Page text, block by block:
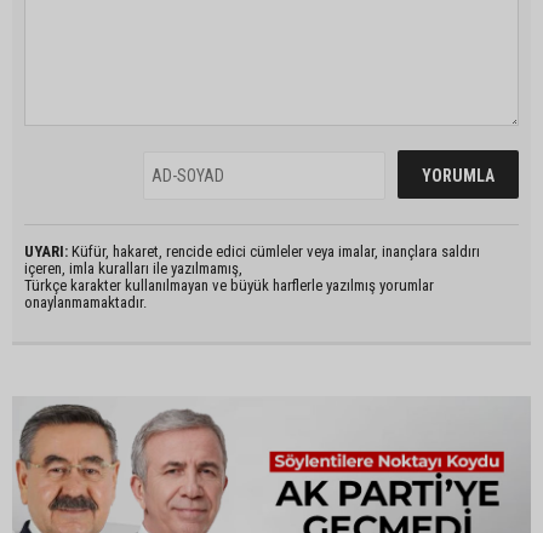
UYARI: Küfür, hakaret, rencide edici cümleler veya imalar, inançlara saldırı
içeren, imla kuralları ile yazılmamış,
Türkçe karakter kullanılmayan ve büyük harflerle yazılmış yorumlar
onaylanmamaktadır.